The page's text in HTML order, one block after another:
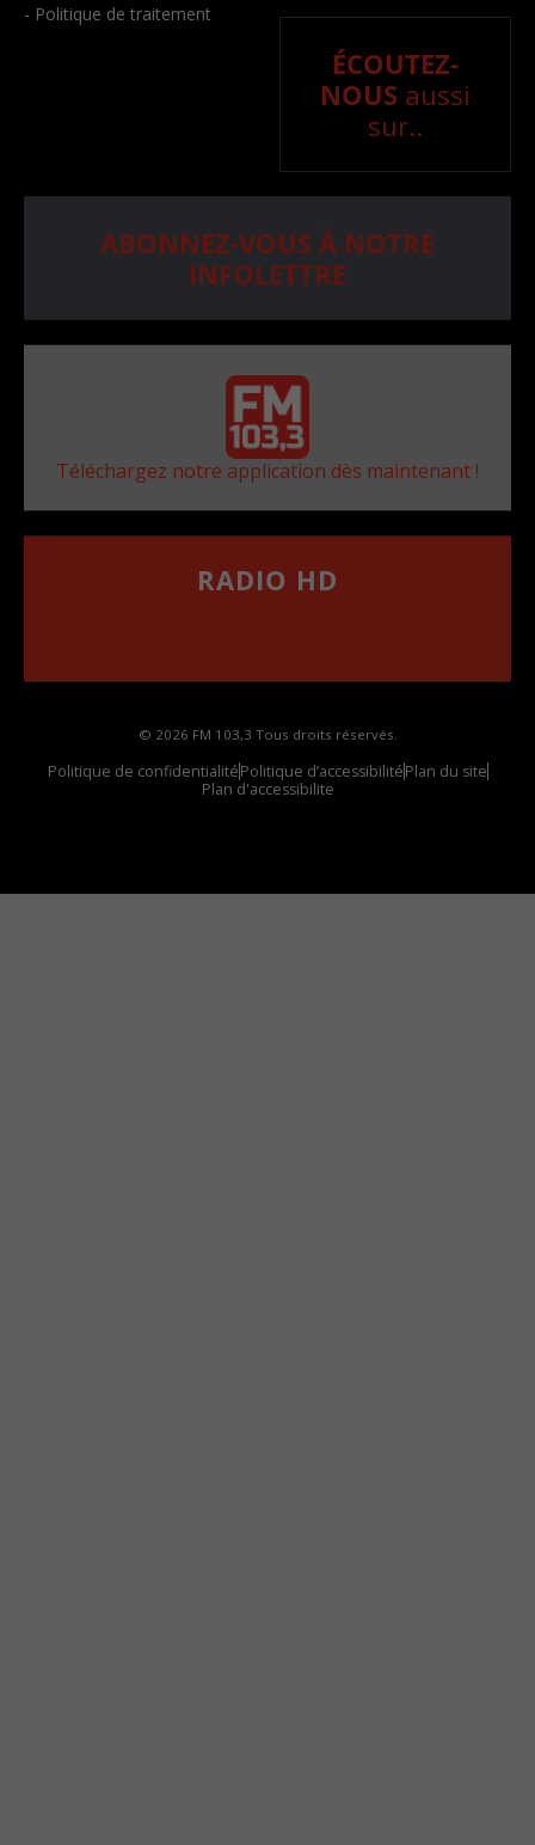
- Politique de traitement
ÉCOUTEZ-
NOUS aussi
sur..
ABONNEZ-VOUS À NOTRE
INFOLETTRE
Téléchargez notre application dès maintenant !
RADIO HD
© 2026 FM 103,3 Tous droits réservés.
Politique de confidentialitéPolitique d’accessibilitéPlan du site
Plan d'accessibilite